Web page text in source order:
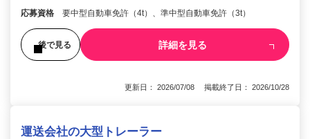
応募資格 要中型自動車免許（4t）、準中型自動車免許（3t）
後で見る 詳細を見る
更新日： 2026/07/08 掲載終了日： 2026/10/28
運送会社の大型トレーラー